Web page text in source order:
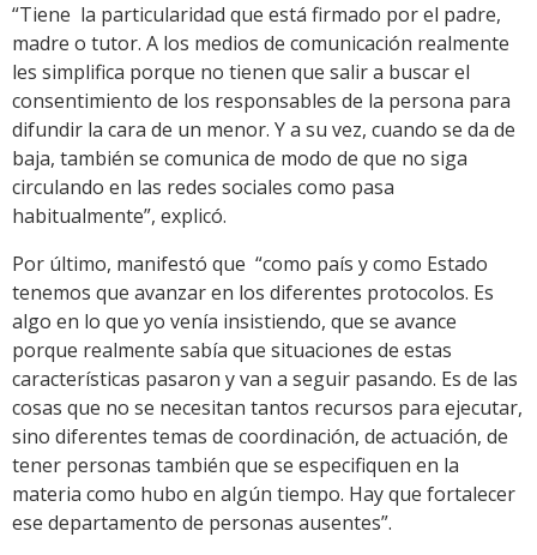
“Tiene la particularidad que está firmado por el padre,
madre o tutor. A los medios de comunicación realmente
les simplifica porque no tienen que salir a buscar el
consentimiento de los responsables de la persona para
difundir la cara de un menor. Y a su vez, cuando se da de
baja, también se comunica de modo de que no siga
circulando en las redes sociales como pasa
habitualmente”, explicó.
Por último, manifestó que “como país y como Estado
tenemos que avanzar en los diferentes protocolos. Es
algo en lo que yo venía insistiendo, que se avance
porque realmente sabía que situaciones de estas
características pasaron y van a seguir pasando. Es de las
cosas que no se necesitan tantos recursos para ejecutar,
sino diferentes temas de coordinación, de actuación, de
tener personas también que se especifiquen en la
materia como hubo en algún tiempo. Hay que fortalecer
ese departamento de personas ausentes”.